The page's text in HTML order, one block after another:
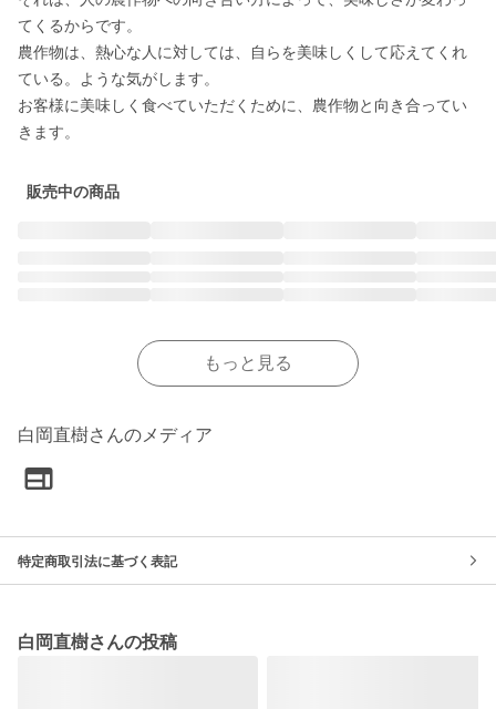
てくるからです。
農作物は、熱心な人に対しては、自らを美味しくして応えてくれ
ている。ような気がします。
お客様に美味しく食べていただくために、農作物と向き合ってい
きます。
販売中の商品
もっと見る
白岡直樹さんのメディア
特定商取引法に基づく表記
白岡直樹さんの投稿